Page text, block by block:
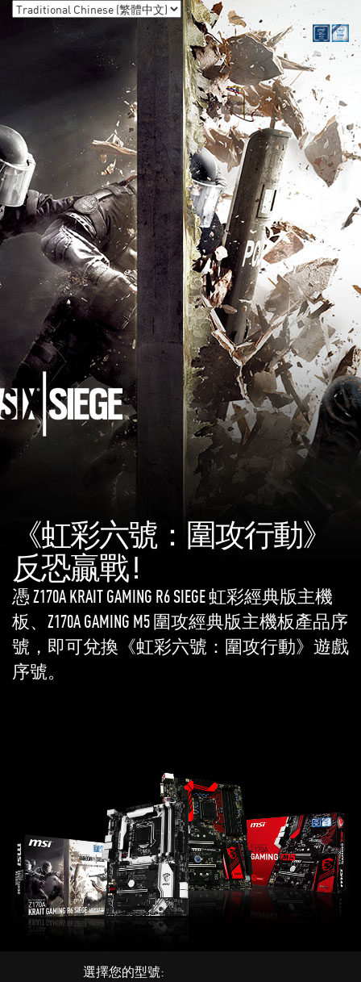
《虹彩六號：圍攻行動》
反恐贏戰 !
憑 Z170A KRAIT GAMING R6 SIEGE 虹彩經典版主機
板、Z170A GAMING M5 圍攻經典版主機板產品序
號，即可兌換《虹彩六號：圍攻行動》遊戲
序號。
選擇您的型號: